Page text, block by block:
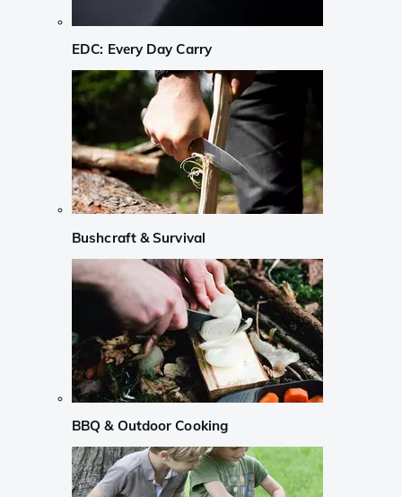
EDC: Every Day Carry
Bushcraft & Survival
BBQ & Outdoor Cooking